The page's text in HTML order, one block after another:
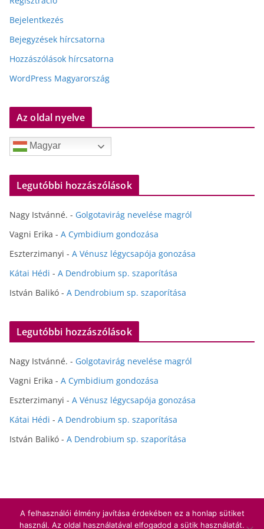
Bejelentkezés
Bejegyzések hírcsatorna
Hozzászólások hírcsatorna
WordPress Magyarország
Az oldal nyelve
Magyar
Legutóbbi hozzászólások
Nagy Istvánné. - Golgotavirág nevelése magról
Vagni Erika - A Cymbidium gondozása
Eszterzimanyi - A Vénusz légycsapója gonozása
Kátai Hédi - A Dendrobium sp. szaporítása
István Balikó - A Dendrobium sp. szaporítása
Legutóbbi hozzászólások
Nagy Istvánné. - Golgotavirág nevelése magról
Vagni Erika - A Cymbidium gondozása
Eszterzimanyi - A Vénusz légycsapója gonozása
Kátai Hédi - A Dendrobium sp. szaporítása
István Balikó - A Dendrobium sp. szaporítása
Copyright © 2026Hédihobbi. All rights reserved.
A felhasználói élmény javítása érdekében ez a honlap sütiket
használ. Az oldal használatával elfogadod a sütik használatát.